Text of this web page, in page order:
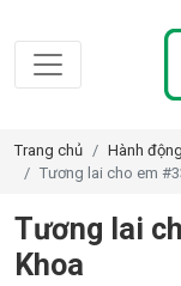
Trang chủ Hành động
Tương lai cho em
Tương lai
Khoa